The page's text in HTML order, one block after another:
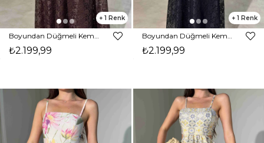
1
Boyundan Düğmeli Kemerli Maxi Boy Kahverengi Jalyn Kadın Elbise 26Y454
₺2.199,99
1
Boyundan Düğmeli Kemerli Maxi Boy Siyah Jalyn Kadın Elbise 26Y454
₺2.199,99